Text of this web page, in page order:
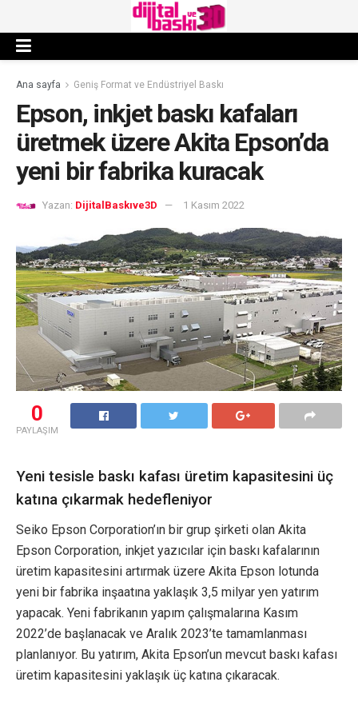
Ana sayfa Geniş Format ve Endüstriyel Baskı
Epson, inkjet baskı kafaları
üretmek üzere Akita Epson’da
yeni bir fabrika kuracak
Yazan: DijitalBaskıve3D 1 Kasım 2022
0
PAYLAŞIM
Yeni tesisle baskı kafası üretim kapasitesini üç
katına çıkarmak hedefleniyor
Seiko Epson Corporation’ın bir grup şirketi olan Akita
Epson Corporation, inkjet yazıcılar için baskı kafalarının
üretim kapasitesini artırmak üzere Akita Epson lotunda
yeni bir fabrika inşaatına yaklaşık 3,5 milyar yen yatırım
yapacak. Yeni fabrikanın yapım çalışmalarına Kasım
2022’de başlanacak ve Aralık 2023’te tamamlanması
planlanıyor. Bu yatırım, Akita Epson’un mevcut baskı kafası
üretim kapasitesini yaklaşık üç katına çıkaracak.